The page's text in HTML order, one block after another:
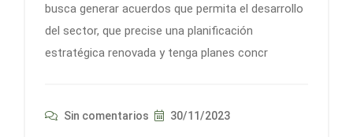
busca generar acuerdos que permita el desarrollo
del sector, que precise una planificación
estratégica renovada y tenga planes concr
Sin comentarios 30/11/2023